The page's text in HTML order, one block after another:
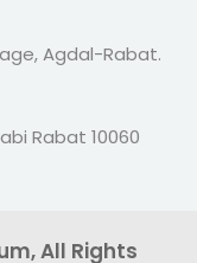
Agdal-Rabat.
Rabat 10060
All Rights